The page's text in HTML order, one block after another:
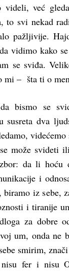
videli, već
to svi nekad
pažljivije.
vidimo kako
se sviđa.
mi – šta ti o
bismo se
susreta dva
može svideti
da li hoću
i
iz sebe,
i tiranije
za dobre
um, onda ne
smirim,
fer i nisu